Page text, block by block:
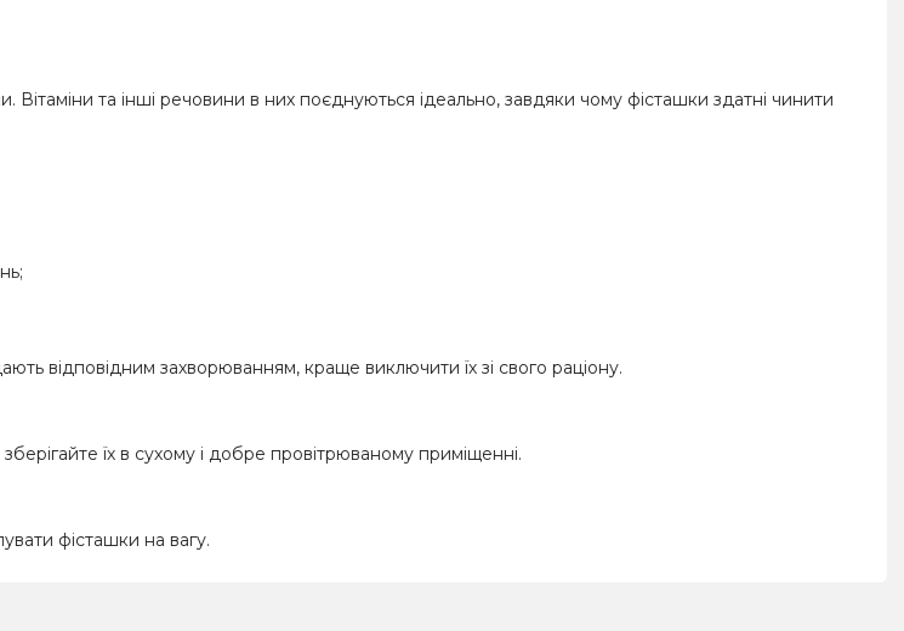
та інші речовини в них поєднуються ідеально, завдяки чому фісташки здатні чинити
відповідним захворюванням, краще виключити їх зі свого раціону.
їх в сухому і добре провітрюваному приміщенні.
фісташки на вагу.